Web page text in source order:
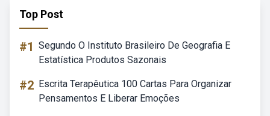
Top Post
#1 Segundo O Instituto Brasileiro De Geografia E
Estatística Produtos Sazonais
#2 Escrita Terapêutica 100 Cartas Para Organizar
Pensamentos E Liberar Emoções